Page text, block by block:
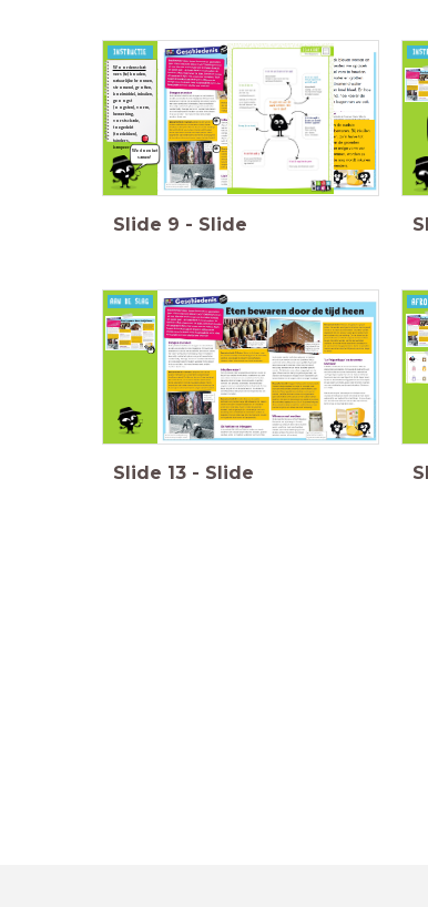
Woordenschat:
vers (te) houden,
natuurlijke bronnen,
stromend, grotten,
koelmiddel, inkuilen,
geoogst
(oogsten), vorm,
bewerking,
vorstschade,
toegedekt
(toedekken),
tuinders,
kampeerders.
We doen het
samen!
Slide 9 - Slide
Toetsvraag:
Wat is het doel van deze tekst?
A. Jou informeren over de werking van de koelkast.
B. Jou informeren over het bewaren van eten.
C. Jou informeren over de geschiedenis van het bewaren van eten.
D. Jou informeren over verschillende bewaartechnieken.
Slide 13 - Slide